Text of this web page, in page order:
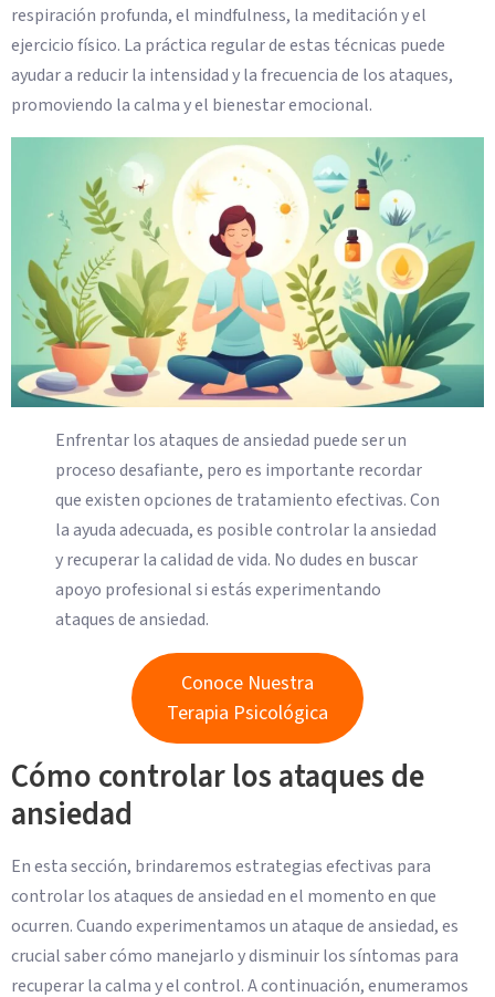
respiración profunda, el mindfulness, la meditación y el
ejercicio físico. La práctica regular de estas técnicas puede
ayudar a reducir la intensidad y la frecuencia de los ataques,
promoviendo la calma y el bienestar emocional.
Enfrentar los ataques de ansiedad puede ser un
proceso desafiante, pero es importante recordar
que existen opciones de tratamiento efectivas. Con
la ayuda adecuada, es posible controlar la ansiedad
y recuperar la calidad de vida. No dudes en buscar
apoyo profesional si estás experimentando
ataques de ansiedad.
Conoce Nuestra
Terapia Psicológica
Cómo controlar los ataques de
ansiedad
En esta sección, brindaremos estrategias efectivas para
controlar los ataques de ansiedad en el momento en que
ocurren. Cuando experimentamos un ataque de ansiedad, es
crucial saber cómo manejarlo y disminuir los síntomas para
recuperar la calma y el control. A continuación, enumeramos